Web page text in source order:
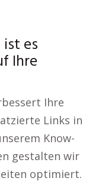
es
Ihre
Ihre
Links in
Know-
gestalten wir
optimiert.